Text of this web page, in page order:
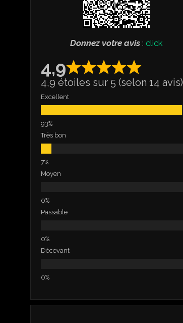
Donnez votre avis :click
4,9
4,9 étoiles sur 5 (selon 14 avis)
Excellent
Très bon
Moyen
Passable
Décevant